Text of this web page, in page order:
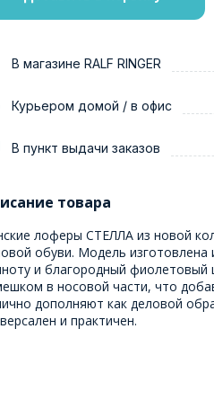
В магазине RALF RINGER
Курьером домой / в офис
В пункт выдачи заказов
товара
лоферы СТЕЛЛА из новой
обуви. Модель изготовлена
и благородный
в носовой части, что
дополняют как деловой
и практичен.